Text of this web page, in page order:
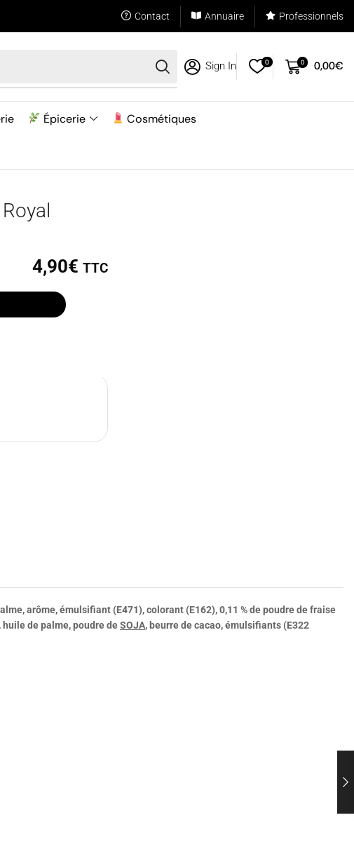
Contact Annuaire Professionnels
Sign In 0 0 0,00€
Épicerie Cosmétiques
4,90€ TTC
arôme, émulsifiant (E471), colorant (E162), 0,11 % de poudre de fraise
huile de palme, poudre deSOJA, beurre de cacao, émulsifiants (E322